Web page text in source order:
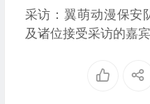
采访：翼萌动漫保安
及诸位接受采访的嘉宾